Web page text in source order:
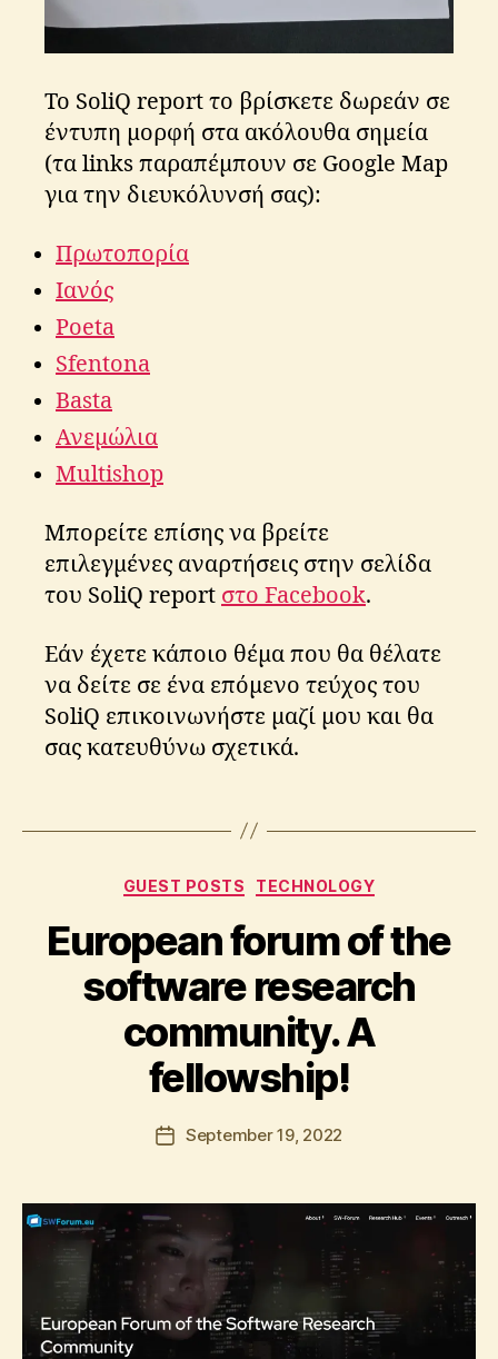
Το SoliQ report το βρίσκετε δωρεάν σε
έντυπη μορφή στα ακόλουθα σημεία
(τα links παραπέμπουν σε Google Map
για την διευκόλυνσή σας):
Πρωτοπορία
Ιανός
Poeta
Sfentona
Basta
Ανεμώλια
Multishop
Μπορείτε επίσης να βρείτε
επιλεγμένες αναρτήσεις στην σελίδα
του SoliQ report στο Facebook.
Εάν έχετε κάποιο θέμα που θα θέλατε
να δείτε σε ένα επόμενο τεύχος του
SoliQ επικοινωνήστε μαζί μου και θα
σας κατευθύνω σχετικά.
s
q
Categories
GUEST POSTS TECHNOLOGY
European forum of the
software research
community. A
fellowship!
Post
author
B
y
A
p
o
s
t
o
l
o
s
PostSeptember 19, 2022